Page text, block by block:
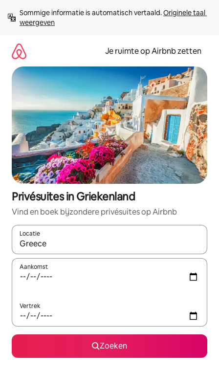
direct
naar
Sommige informatie is automatisch vertaald. Originele taal
weergeven
Je ruimte op Airbnb zetten
Privésuites in Griekenland
Vind en boek bijzondere privésuites op Airbnb
Locatie
Wanneer er suggesties beschikbaar zijn, maak je een keuze
Aankomst
Vertrek
Zoeken